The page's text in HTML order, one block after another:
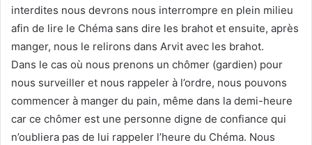
interdites nous devrons nous interrompre en plein milieu
afin de lire le Chéma sans dire les brahot et ensuite, après
manger, nous le relirons dans Arvit avec les brahot.
Dans le cas où nous prenons un chômer (gardien) pour
nous surveiller et nous rappeler à l’ordre, nous pouvons
commencer à manger du pain, même dans la demi-heure
car ce chômer est une personne digne de confiance qui
n’oubliera pas de lui rappeler l’heure du Chéma. Nous